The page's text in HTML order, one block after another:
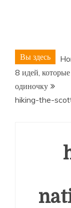
Вы здесь
8 идей,
одиночку
hiking-the-